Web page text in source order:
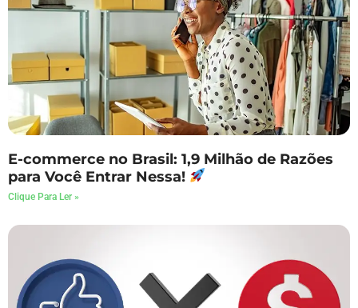
E-commerce no Brasil: 1,9 Milhão de Razões
para Você Entrar Nessa!
Clique Para Ler »